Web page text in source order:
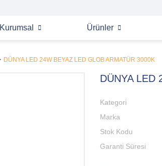
Kurumsal Ürünler
DÜNYA LED 24W BEYAZ LED GLOB ARMATÜR 3000K
DÜNYA LED
Kategori
Marka
Stok Kodu
Garanti Süresi